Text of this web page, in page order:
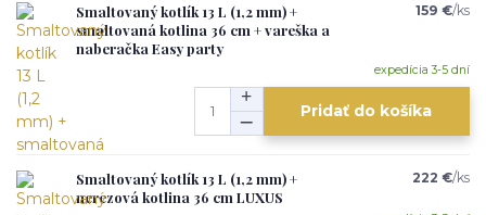
Smaltovaný kotlík 13 L (1,2 mm) +
smaltovaná kotlina 36 cm + vareška a
naberačka Easy party
159 €/ks
expedícia 3-5 dní
Pridať do košíka
Smaltovaný kotlík 13 L (1,2 mm) +
nerezová kotlina 36 cm LUXUS
222 €/ks